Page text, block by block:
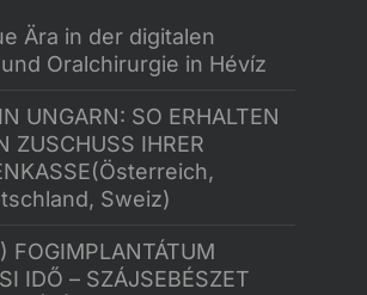
Ära in der digitalen
Oralchirurgie in Hévíz
UNGARN: SO ERHALTEN
ZUSCHUSS IHRER
Sweiz)
FOGIMPLANTÁTUM
IDŐ – SZÁJSEBÉSZET